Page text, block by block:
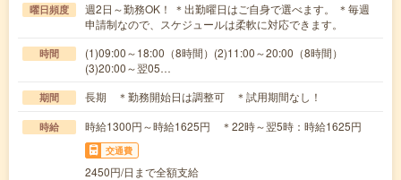
曜日頻度
週2日～勤務OK！ ＊出勤曜日はご自身で選べます。 ＊毎週
申請制なので、スケジュールは柔軟に対応できます。
時間
(1)09:00～18:00（8時間）(2)11:00～20:00（8時間）
(3)20:00～翌05…
期間 長期 ＊勤務開始日は調整可 ＊試用期間なし！
時給 時給1300円～時給1625円 ＊22時～翌5時：時給1625円
交通費
2450円/日まで全額支給